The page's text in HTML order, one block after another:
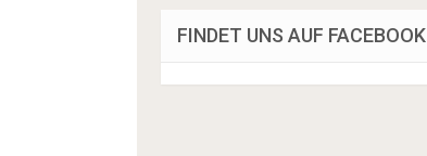
FINDET UNS AUF FACEBOOK